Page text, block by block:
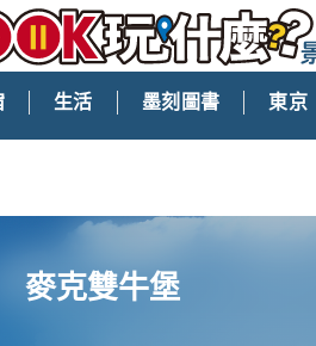
生活 墨刻圖書 東京
麥克雙牛堡